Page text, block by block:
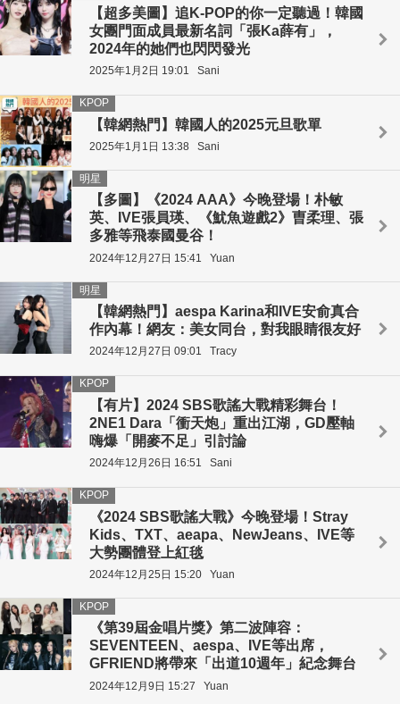
【超多美圖】追K-POP的你一定聽過！韓國
女團門面成員最新名詞「張Ka薛有」，
2024年的她們也閃閃發光
2025年1月2日 19:01 Sani
【韓網熱門】韓國人的2025元旦歌單
KPOP
2025年1月1日 13:38 Sani
【多圖】《2024 AAA》今晚登場！朴敏
英、IVE張員瑛、《魷魚遊戲2》曺柔理、張
多雅等飛泰國曼谷！
明星
2024年12月27日 15:41 Yuan
【韓網熱門】aespa Karina和IVE安俞真合
作內幕！網友：美女同台，對我眼睛很友好
明星
2024年12月27日 09:01 Tracy
【有片】2024 SBS歌謠大戰精彩舞台！
2NE1 Dara「衝天炮」重出江湖，GD壓軸
嗨爆「開麥不足」引討論
KPOP
2024年12月26日 16:51 Sani
《2024 SBS歌謠大戰》今晚登場！Stray
Kids、TXT、aeapa、NewJeans、IVE等
大勢團體登上紅毯
KPOP
2024年12月25日 15:20 Yuan
《第39屆金唱片獎》第二波陣容：
SEVENTEEN、aespa、IVE等出席，
GFRIEND將帶來「出道10週年」紀念舞台
KPOP
2024年12月9日 15:27 Yuan